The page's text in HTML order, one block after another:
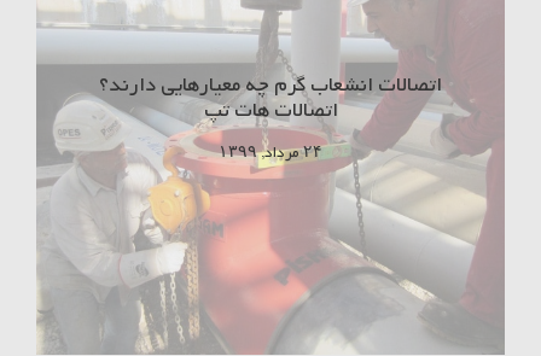
اتصالات انشعاب گرم چه معیارهایی دارند؟
اتصالات هات تپ
۲۴ مرداد, ۱۳۹۹